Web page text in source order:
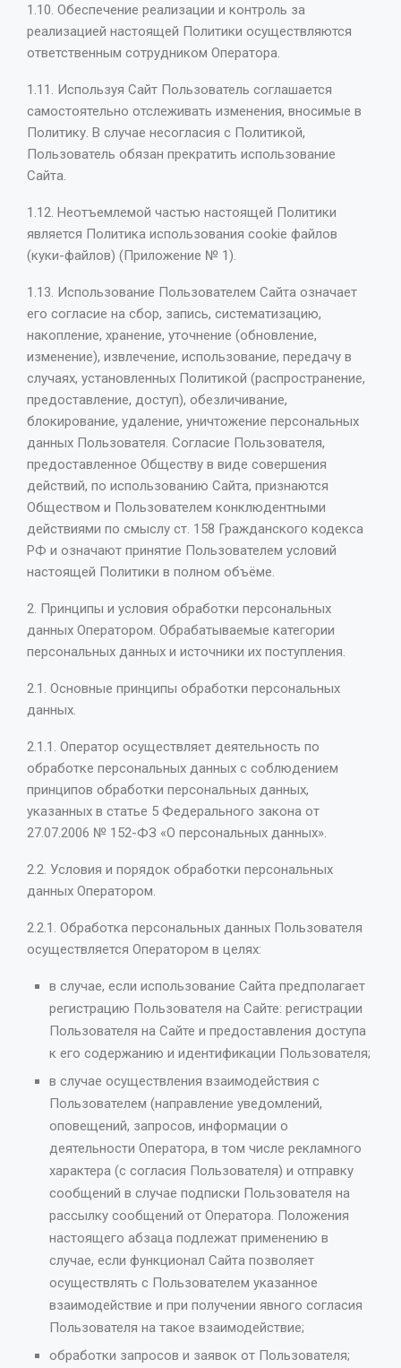
1.10. Обеспечение реализации и контроль за
реализацией настоящей Политики осуществляются
ответственным сотрудником Оператора.
1.11. Используя Сайт Пользователь соглашается
самостоятельно отслеживать изменения, вносимые в
Политику. В случае несогласия с Политикой,
Пользователь обязан прекратить использование
Сайта.
1.12. Неотъемлемой частью настоящей Политики
является Политика использования cookie файлов
(куки-файлов) (Приложение № 1).
1.13. Использование Пользователем Сайта означает
его согласие на сбор, запись, систематизацию,
накопление, хранение, уточнение (обновление,
изменение), извлечение, использование, передачу в
случаях, установленных Политикой (распространение,
предоставление, доступ), обезличивание,
блокирование, удаление, уничтожение персональных
данных Пользователя. Согласие Пользователя,
предоставленное Обществу в виде совершения
действий, по использованию Сайта, признаются
Обществом и Пользователем конклюдентными
действиями по смыслу ст. 158 Гражданского кодекса
РФ и означают принятие Пользователем условий
настоящей Политики в полном объёме.
2. Принципы и условия обработки персональных
данных Оператором. Обрабатываемые категории
персональных данных и источники их поступления.
2.1. Основные принципы обработки персональных
данных.
2.1.1. Оператор осуществляет деятельность по
обработке персональных данных с соблюдением
принципов обработки персональных данных,
указанных в статье 5 Федерального закона от
27.07.2006 № 152-ФЗ «О персональных данных».
2.2. Условия и порядок обработки персональных
данных Оператором.
2.2.1. Обработка персональных данных Пользователя
осуществляется Оператором в целях:
в случае, если использование Сайта предполагает
регистрацию Пользователя на Сайте: регистрации
Пользователя на Сайте и предоставления доступа
к его содержанию и идентификации Пользователя;
в случае осуществления взаимодействия с
Пользователем (направление уведомлений,
оповещений, запросов, информации о
деятельности Оператора, в том числе рекламного
характера (с согласия Пользователя) и отправку
сообщений в случае подписки Пользователя на
рассылку сообщений от Оператора. Положения
настоящего абзаца подлежат применению в
случае, если функционал Сайта позволяет
осуществлять с Пользователем указанное
взаимодействие и при получении явного согласия
Пользователя на такое взаимодействие;
обработки запросов и заявок от Пользователя;